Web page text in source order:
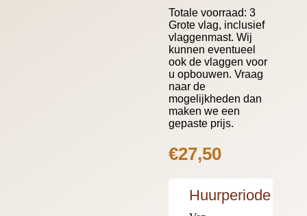
Totale voorraad: 3
Grote vlag, inclusief
vlaggenmast. Wij
kunnen eventueel
ook de vlaggen voor
u opbouwen. Vraag
naar de
mogelijkheden dan
maken we een
gepaste prijs.
€27,50
Huurperiode